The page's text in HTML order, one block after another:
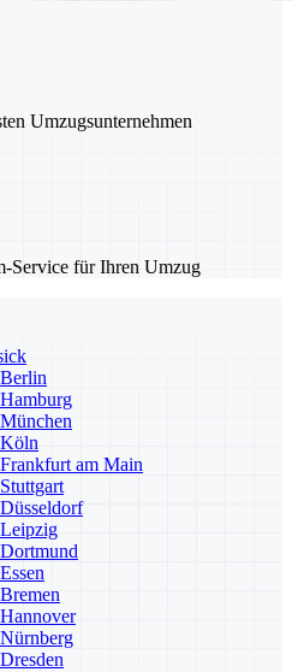
Umzugsunternehmen
Service für Ihren Umzug
am Main